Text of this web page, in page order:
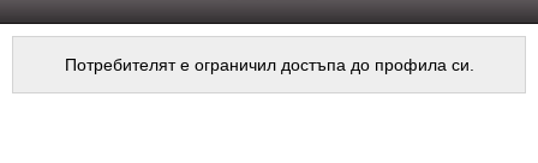
Потребителят е ограничил достъпа до профила си.